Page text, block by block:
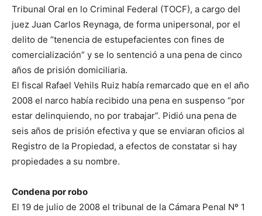
Tribunal Oral en lo Criminal Federal (TOCF), a cargo del
juez Juan Carlos Reynaga, de forma unipersonal, por el
delito de “tenencia de estupefacientes con fines de
comercialización” y se lo sentenció a una pena de cinco
años de prisión domiciliaria.
El fiscal Rafael Vehils Ruiz había remarcado que en el año
2008 el narco había recibido una pena en suspenso “por
estar delinquiendo, no por trabajar”. Pidió una pena de
seis años de prisión efectiva y que se enviaran oficios al
Registro de la Propiedad, a efectos de constatar si hay
propiedades a su nombre.
Condena por robo
El 19 de julio de 2008 el tribunal de la Cámara Penal Nº 1